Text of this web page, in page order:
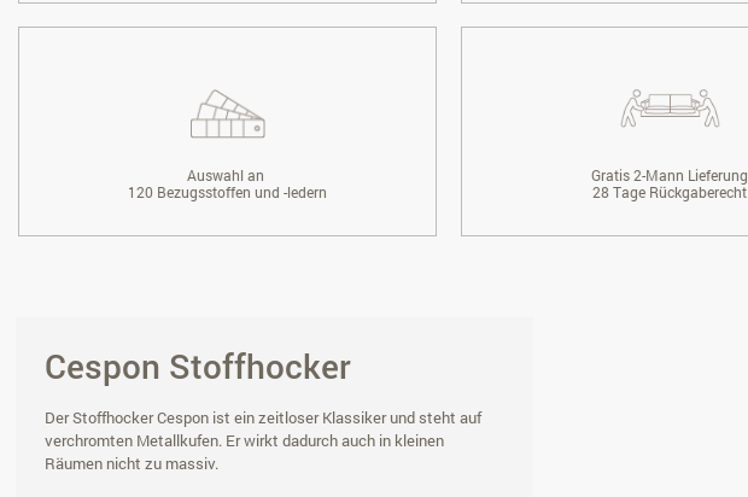
Auswahl an
120 Bezugsstoffen und -ledern
Gratis 2-Mann Lieferung
28 Tage Rückgaberecht
Cespon Stoffhocker
Der Stoffhocker Cespon ist ein zeitloser Klassiker und steht auf
verchromten Metallkufen. Er wirkt dadurch auch in kleinen
Räumen nicht zu massiv.